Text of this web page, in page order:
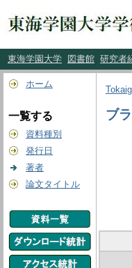
東海学園大学 図書館 研究者
ホーム
一覧する
資料種別
発行日
著者
論文タイトル
ブ